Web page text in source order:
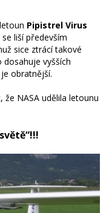
Pipistrel Virus
liší především
sice ztrácí takové
vyšších
obratnější.
NASA udělila letounu